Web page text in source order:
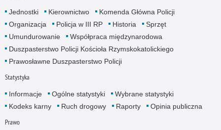
Jednostki Kierownictwo
Komenda Główna Policji
Organizacja
Policja w III RP Historia
Sprzęt
Umundurowanie
Współpraca międzynarodowa
Duszpasterstwo Policji Kościoła Rzymskokatolickiego
Prawosławne Duszpasterstwo Policji
Statystyka
Informacje Ogólne statystyki
Wybrane statystyki
Kodeks karny
Ruch drogowy Raporty Opinia publiczna
Prawo